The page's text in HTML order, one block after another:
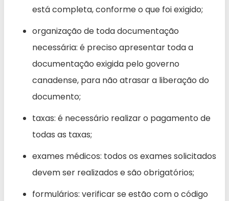
está completa, conforme o que foi exigido;
organização de toda documentação
necessária: é preciso apresentar toda a
documentação exigida pelo governo
canadense, para não atrasar a liberação do
documento;
taxas: é necessário realizar o pagamento de
todas as taxas;
exames médicos: todos os exames solicitados
devem ser realizados e são obrigatórios;
formulários: verificar se estão com o código